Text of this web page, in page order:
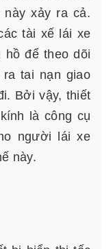
xảy ra cả.
tài xế lái xe
hồ để theo dõi
tai nạn giao
Bởi vậy, thiết
là công cụ
người lái xe
này.